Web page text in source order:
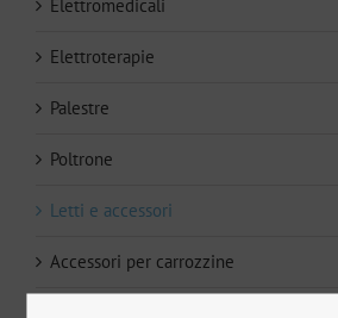
Elettromedicali
Elettroterapie
Palestre
Poltrone
Letti e accessori
Accessori per carrozzine